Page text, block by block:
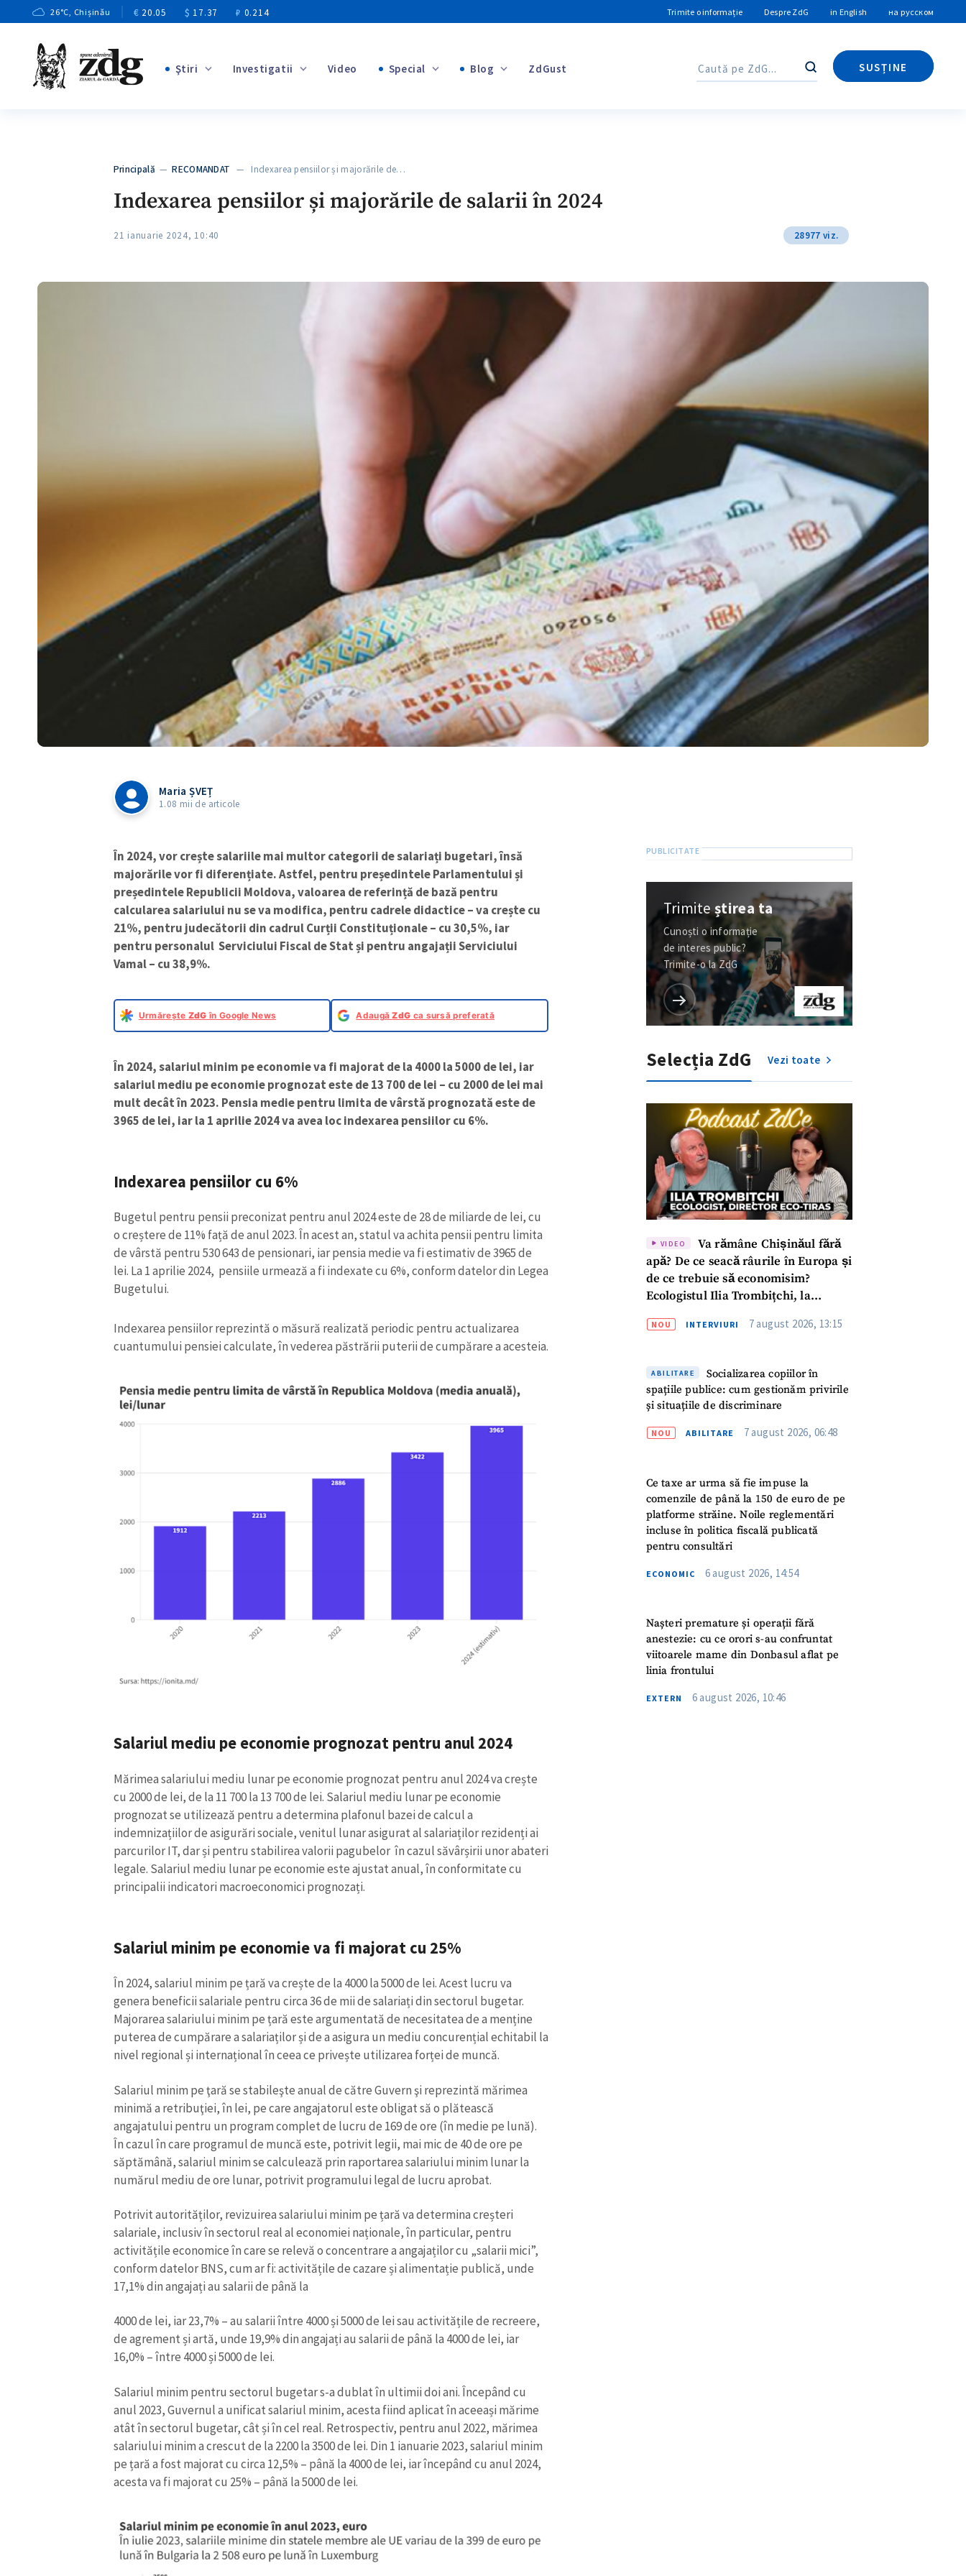
26°C, Chișinău € 20.05 $ 17.37 ₽ 0.214 Trimite o informație Despre ZdG in English на русском
Ştiri Investigatii Video Special Blog ZdGust Caută
SUSȚINE
Caută
Principală —RECOMANDAT — Indexarea pensiilor și majorările de…
Indexarea pensiilor și majorările de salarii în 2024
21 ianuarie 2024, 10:40 28977 viz.
Maria ȘVEȚ
1.08 mii de articole
În 2024, vor crește salariile mai multor categorii de salariați bugetari, însă
majorările vor fi diferențiate. Astfel, pentru președintele Parlamentului și
președintele Republicii Moldova, valoarea de referință de bază pentru
calcularea salariului nu se va modifica, pentru cadrele didactice – va crește cu
21%, pentru judecătorii din cadrul Curții Constituționale – cu 30,5%, iar
pentru personalul Serviciului Fiscal de Stat și pentru angajații Serviciului
Vamal – cu 38,9%.
Urmărește ZdG în Google News AdaugăZdG ca sursă preferată
În 2024, salariul minim pe economie va fi majorat de la 4000 la 5000 de lei, iar
salariul mediu pe economie prognozat este de 13 700 de lei – cu 2000 de lei mai
mult decât în 2023. Pensia medie pentru limita de vârstă prognozată este de
3965 de lei, iar la 1 aprilie 2024 va avea loc indexarea pensiilor cu 6%.
Indexarea pensiilor cu 6%
Bugetul pentru pensii preconizat pentru anul 2024 este de 28 de miliarde de lei, cu
o creștere de 11% față de anul 2023. În acest an, statul va achita pensii pentru limita
de vârstă pentru 530 643 de pensionari, iar pensia medie va fi estimativ de 3965 de
lei. La 1 aprilie 2024, pensiile urmează a fi indexate cu 6%, conform datelor din Legea
Bugetului.
Indexarea pensiilor reprezintă o măsură realizată periodic pentru actualizarea
cuantumului pensiei calculate, în vederea păstrării puterii de cumpărare a acesteia.
Salariul mediu pe economie prognozat pentru anul 2024
Mărimea salariului mediu lunar pe economie prognozat pentru anul 2024 va crește
cu 2000 de lei, de la 11 700 la 13 700 de lei. Salariul mediu lunar pe economie
prognozat se utilizează pentru a determina plafonul bazei de calcul a
indemnizațiilor de asigurări sociale, venitul lunar asigurat al salariaților rezidenți ai
parcurilor IT, dar și pentru stabilirea valorii pagubelor în cazul săvârșirii unor abateri
legale. Salariul mediu lunar pe economie este ajustat anual, în conformitate cu
principalii indicatori macroeconomici prognozați.
Salariul minim pe economie va fi majorat cu 25%
În 2024, salariul minim pe țară va crește de la 4000 la 5000 de lei. Acest lucru va
genera beneficii salariale pentru circa 36 de mii de salariați din sectorul bugetar.
Majorarea salariului minim pe țară este argumentată de necesitatea de a menține
puterea de cumpărare a salariaților și de a asigura un mediu concurențial echitabil la
nivel regional și internațional în ceea ce privește utilizarea forței de muncă.
Salariul minim pe ţară se stabileşte anual de către Guvern şi reprezintă mărimea
minimă a retribuţiei, în lei, pe care angajatorul este obligat să o plătească
angajatului pentru un program complet de lucru de 169 de ore (în medie pe lună).
În cazul în care programul de muncă este, potrivit legii, mai mic de 40 de ore pe
săptămână, salariul minim se calculează prin raportarea salariului minim lunar la
numărul mediu de ore lunar, potrivit programului legal de lucru aprobat.
Potrivit autorităților, revizuirea salariului minim pe țară va determina creșteri
salariale, inclusiv în sectorul real al economiei naționale, în particular, pentru
activitățile economice în care se relevă o concentrare a angajaților cu „salarii mici”,
conform datelor BNS, cum ar fi: activitățile de cazare și alimentație publică, unde
17,1% din angajați au salarii de până la
4000 de lei, iar 23,7% – au salarii între 4000 și 5000 de lei sau activitățile de recreere,
de agrement și artă, unde 19,9% din angajați au salarii de până la 4000 de lei, iar
16,0% – între 4000 și 5000 de lei.
Salariul minim pentru sectorul bugetar s-a dublat în ultimii doi ani. Începând cu
anul 2023, Guvernul a unificat salariul minim, acesta fiind aplicat în aceeași mărime
atât în sectorul bugetar, cât și în cel real. Retrospectiv, pentru anul 2022, mărimea
salariului minim a crescut de la 2200 la 3500 de lei. Din 1 ianuarie 2023, salariul minim
pe țară a fost majorat cu circa 12,5% – până la 4000 de lei, iar începând cu anul 2024,
acesta va fi majorat cu 25% – până la 5000 de lei.
Trimiteștirea ta
Cunoști o informație
de interes public?
Trimite-o la ZdG
Selecția ZdG Vezi toate
VIDEO
Va rămâne Chișinăul fără
apă? De ce seacă râurile în Europa și
de ce trebuie să economisim?
Ecologistul Ilia Trombițchi, la
NOU INTERVIURI 7 august 2026, 13:15
ABILITARE
Socializarea copiilor în
spațiile publice: cum gestionăm privirile
și situațiile de discriminare
NOU ABILITARE 7 august 2026, 06:48
Ce taxe ar urma să fie impuse la
comenzile de până la 150 de euro de pe
platforme străine. Noile reglementări
incluse în politica fiscală publicată
pentru consultări
ECONOMIC 6 august 2026, 14:54
Nașteri premature și operații fără
anestezie: cu ce orori s-au confruntat
viitoarele mame din Donbasul aflat pe
linia frontului
EXTERN 6 august 2026, 10:46
ȘTIREA MEA
Link media
+ Numele meu
+ Telefon personal